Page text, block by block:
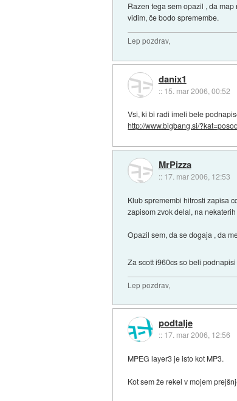
Razen tega sem opazil , da
vidim, če bodo spremembe.
Lep pozdrav,
danix1
:: 15. mar 2006, 00:52
Vsi, ki bi radi imeli bele
http://www.bigbang.si/
MrPizza
:: 17. mar 2006, 12:53
Klub spremembi hitrosti zapisa
zapisom zvok delal, na
Opazil sem, da se dogaja , da
Za scott i960cs so beli
Lep pozdrav,
podtalje
:: 17. mar 2006, 12:56
MPEG layer3 je isto kot MP3.
Kot sem že rekel v mojem